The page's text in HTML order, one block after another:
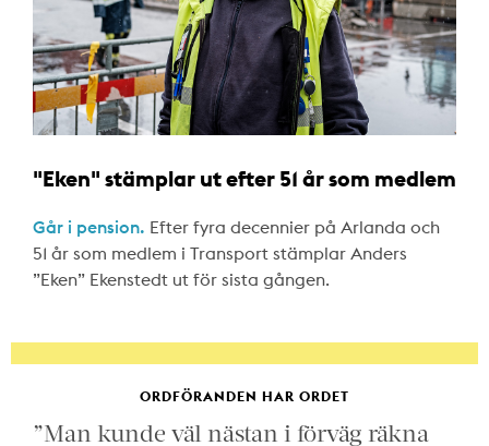
"Eken" stämplar ut efter 51 år som medlem
Går i pension. Efter fyra decennier på Arlanda och
51 år som medlem i Transport stämplar Anders
”Eken” Ekenstedt ut för sista gången.
ORDFÖRANDEN HAR ORDET
”Man kunde väl nästan i förväg räkna